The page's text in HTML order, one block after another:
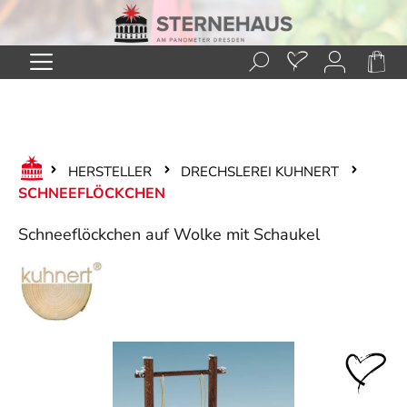
Zum Hauptinhalt springen
HERSTELLER DRECHSLEREI KUHNERT
SCHNEEFLÖCKCHEN
Schneeflöckchen auf Wolke mit Schaukel
Bildergalerie überspringen